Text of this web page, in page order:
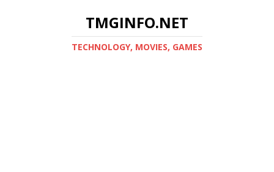
TMGINFO.NET
ТECHNOLOGY, MOVIES, GAMES